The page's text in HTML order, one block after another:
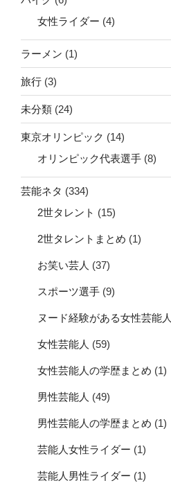
女性ライダー (4)
ラーメン (1)
旅行 (3)
未分類 (24)
東京オリンピック (14)
オリンピック代表選手 (8)
芸能ネタ (334)
2世タレント (15)
2世タレントまとめ (1)
お笑い芸人 (37)
スポーツ選手 (9)
ヌード経験がある女性芸能人
女性芸能人 (59)
女性芸能人の学歴まとめ (1)
男性芸能人 (49)
男性芸能人の学歴まとめ (1)
芸能人女性ライダー (1)
芸能人男性ライダー (1)